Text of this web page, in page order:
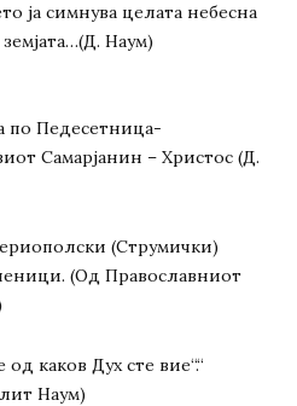
ја симнува целата небесна
Наум)
по Педесетница-
Самарјанин – Христос (Д.
(Струмички)
(Од Православниот
од каков Дух сте вие“.“
Наум)